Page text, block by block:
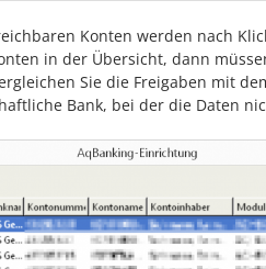
Konten werden nach
in der Übersicht, dann
Sie die Freigaben mit
Bank, bei der die Daten